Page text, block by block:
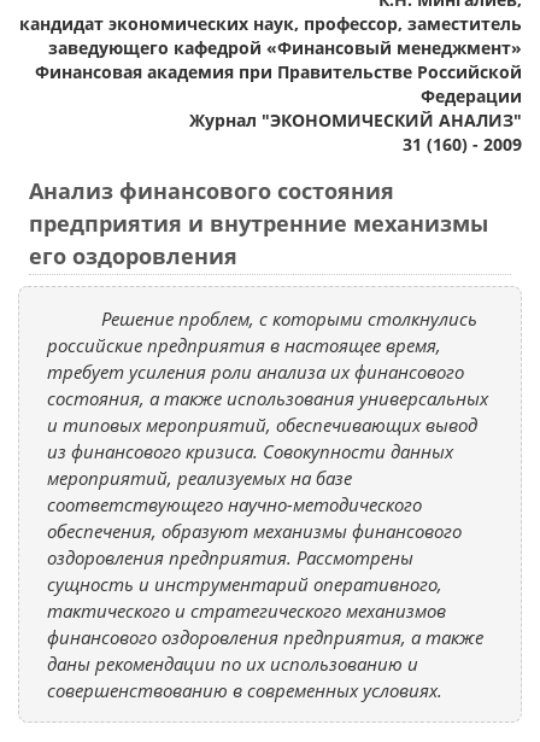
кандидат экономических наук, профессор, заместитель
заведующего кафедрой «Финансовый менеджмент»
Финансовая академия при Правительстве Российской
Федерации
Журнал "ЭКОНОМИЧЕСКИЙ АНАЛИЗ"
31 (160) - 2009
Анализ финансового состояния
предприятия и внутренние механизмы
его оздоровления
Решение проблем, с которыми столкнулись
российские предприятия в настоящее время,
требует усиления роли анализа их финансового
состояния, а также использования универсальных
и типовых мероприятий, обеспечивающих вывод
из финансового кризиса. Совокупности данных
мероприятий, реализуемых на базе
соответствующего научно-методического
обеспечения, образуют механизмы финансового
оздоровления предприятия. Рассмотрены
сущность и инструментарий оперативного,
тактического и стратегического механизмов
финансового оздоровления предприятия, а также
даны рекомендации по их использованию и
совершенствованию в современных условиях.